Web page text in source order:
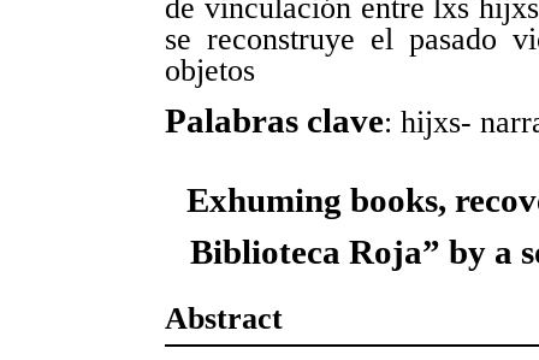
de vinculación entre lxs
se reconstruye el pasado
objetos
Palabras clave: hijxs-
Exhuming books,
Biblioteca Roja” by a
Abstract